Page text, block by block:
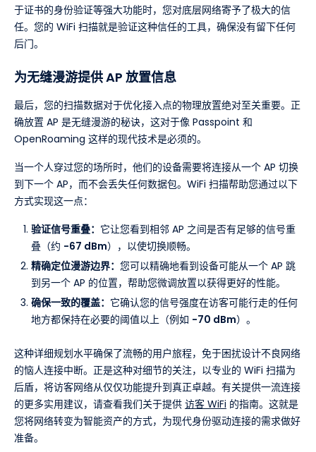
于证书的身份验证等强大功能时，您对底层网络寄予了极大的信
任。您的 WiFi 扫描就是验证这种信任的工具，确保没有留下任何
后门。
为无缝漫游提供 AP 放置信息
最后，您的扫描数据对于优化接入点的物理放置绝对至关重要。正
确放置 AP 是无缝漫游的秘诀，这对于像 Passpoint 和
OpenRoaming 这样的现代技术是必须的。
当一个人穿过您的场所时，他们的设备需要将连接从一个 AP 切换
到下一个 AP，而不会丢失任何数据包。WiFi 扫描帮助您通过以下
方式实现这一点：
验证信号重叠： 它让您看到相邻 AP 之间是否有足够的信号重
叠（约 -67 dBm），以使切换顺畅。
精确定位漫游边界： 您可以精确地看到设备可能从一个 AP 跳
到另一个 AP 的位置，帮助您微调放置以获得更好的性能。
确保一致的覆盖： 它确认您的信号强度在访客可能行走的任何
地方都保持在必要的阈值以上（例如 -70 dBm）。
这种详细规划水平确保了流畅的用户旅程，免于困扰设计不良网络
的恼人连接中断。正是这种对细节的关注，以专业的 WiFi 扫描为
后盾，将访客网络从仅仅功能提升到真正卓越。有关提供一流连接
的更多实用建议，请查看我们关于提供 访客 WiFi 的指南。这就是
您将网络转变为智能资产的方式，为现代身份驱动连接的需求做好
准备。